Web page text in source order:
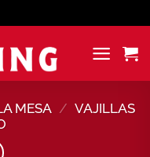
MESA / VAJILLAS